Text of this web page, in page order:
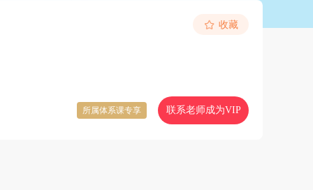
所属体系课专享 联系老师成为VIP
收藏